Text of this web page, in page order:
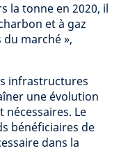
la tonne en 2020, il
et à gaz
marché »,
infrastructures
une évolution
Le
bénéficiaires de
dans la